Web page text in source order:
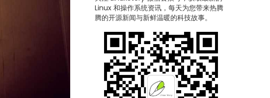
Linux 和操作系统资讯，每天为您带来热腾
腾的开源新闻与新鲜温暖的科技故事。